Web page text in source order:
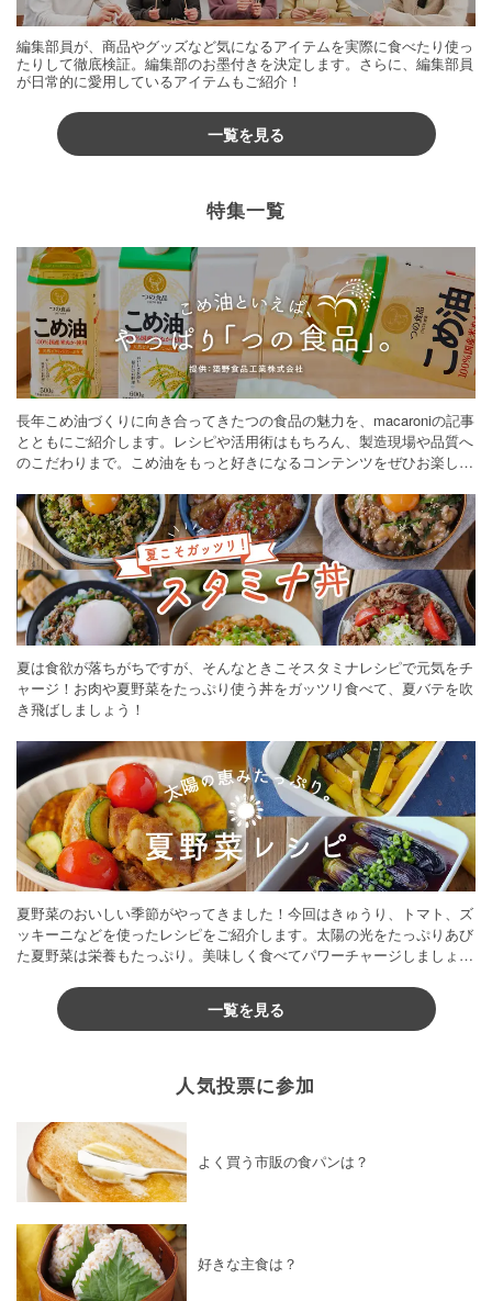
編集部員が、商品やグッズなど気になるアイテムを実際に食べたり使っ
たりして徹底検証。編集部のお墨付きを決定します。さらに、編集部員
が日常的に愛用しているアイテムもご紹介！
一覧を見る
特集一覧
長年こめ油づくりに向き合ってきたつの食品の魅力を、macaroniの記事
とともにご紹介します。レシピや活用術はもちろん、製造現場や品質へ
のこだわりまで。こめ油をもっと好きになるコンテンツをぜひお楽しみ
夏は食欲が落ちがちですが、そんなときこそスタミナレシピで元気をチ
ャージ！お肉や夏野菜をたっぷり使う丼をガッツリ食べて、夏バテを吹
き飛ばしましょう！
夏野菜のおいしい季節がやってきました！今回はきゅうり、トマト、ズ
ッキーニなどを使ったレシピをご紹介します。太陽の光をたっぷりあび
た夏野菜は栄養もたっぷり。美味しく食べてパワーチャージしましょう
一覧を見る
人気投票に参加
よく買う市販の食パンは？
好きな主食は？